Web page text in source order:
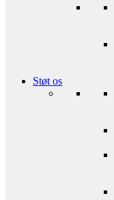
Støt os